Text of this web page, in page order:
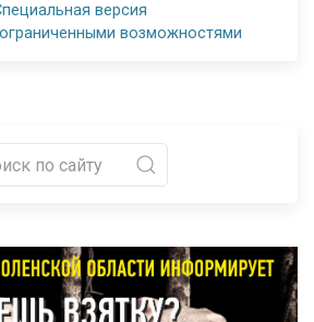
версия
возможностями